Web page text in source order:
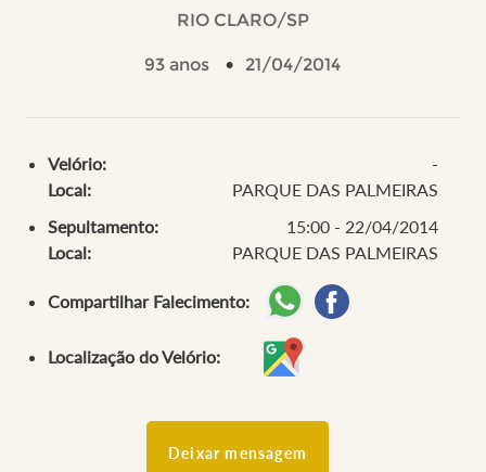
RIO CLARO/SP
93 anos 21/04/2014
Velório:
-
Local:
PARQUE DAS PALMEIRAS
Sepultamento:
15:00 - 22/04/2014
Local:
PARQUE DAS PALMEIRAS
Compartilhar Falecimento:
Localização do Velório:
Deixar mensagem